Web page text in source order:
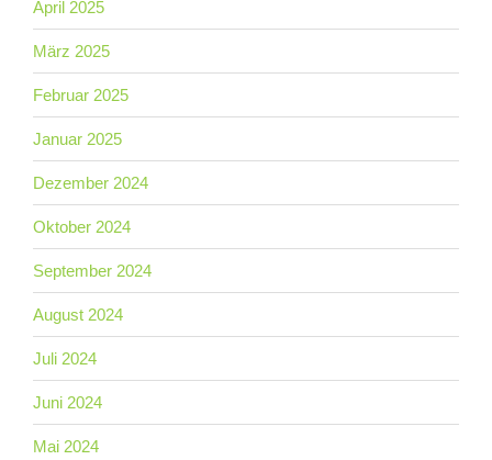
April 2025
März 2025
Februar 2025
Januar 2025
Dezember 2024
Oktober 2024
September 2024
August 2024
Juli 2024
Juni 2024
Mai 2024